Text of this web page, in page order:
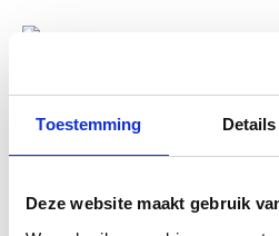
Toestemming Details
Deze website maakt gebruik
De veelgeprezen digitale